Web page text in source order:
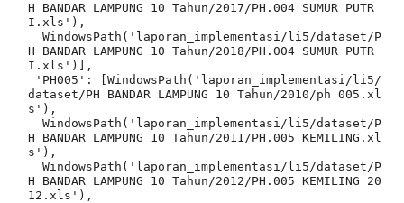
H BANDAR LAMPUNG 10 Tahun/2017/PH.004 SUMUR PUTR
I.xls'),
H BANDAR LAMPUNG 10 Tahun/2018/PH.004 SUMUR PUTR
I.xls')],
dataset/PH BANDAR LAMPUNG 10 Tahun/2010/ph 005.xl
s'),
H BANDAR LAMPUNG 10 Tahun/2011/PH.005 KEMILING.xl
s'),
H BANDAR LAMPUNG 10 Tahun/2012/PH.005 KEMILING 20
12.xls'),